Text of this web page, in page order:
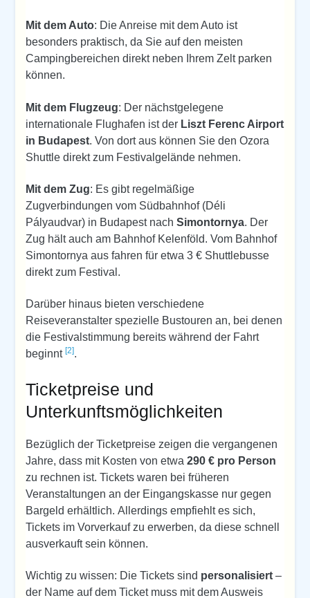
Mit dem Auto: Die Anreise mit dem Auto ist
besonders praktisch, da Sie auf den meisten
Campingbereichen direkt neben Ihrem Zelt parken
können.
Mit dem Flugzeug: Der nächstgelegene
internationale Flughafen ist der Liszt Ferenc Airport
in Budapest. Von dort aus können Sie den Ozora
Shuttle direkt zum Festivalgelände nehmen.
Mit dem Zug: Es gibt regelmäßige
Zugverbindungen vom Südbahnhof (Déli
Pályaudvar) in Budapest nachSimontornya. Der
Zug hält auch am Bahnhof Kelenföld. Vom Bahnhof
Simontornya aus fahren für etwa 3 € Shuttlebusse
direkt zum Festival.
Darüber hinaus bieten verschiedene
Reiseveranstalter spezielle Bustouren an, bei denen
die Festivalstimmung bereits während der Fahrt
beginnt[2].
Ticketpreise und
Unterkunftsmöglichkeiten
Bezüglich der Ticketpreise zeigen die vergangenen
Jahre, dass mit Kosten von etwa290 € pro Person
zu rechnen ist. Tickets waren bei früheren
Veranstaltungen an der Eingangskasse nur gegen
Bargeld erhältlich. Allerdings empfiehlt es sich,
Tickets im Vorverkauf zu erwerben, da diese schnell
ausverkauft sein können.
Wichtig zu wissen: Die Tickets sind personalisiert –
der Name auf dem Ticket muss mit dem Ausweis